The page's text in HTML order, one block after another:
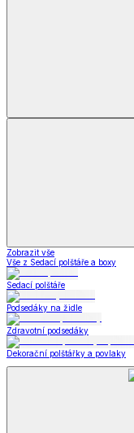
Zobrazit vše
Vše z Sedací polštáře a boxy
Sedací polštáře
Podsedáky na židle
Zdravotní podsedáky
Dekorační polštářky a povlaky